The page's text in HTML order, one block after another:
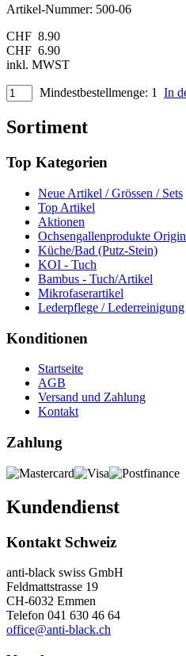
Artikel-Nummer: 500-06
CHF 8.90
CHF 6.90
inkl. MWST
Mindestbestellmenge: 1 In
Sortiment
Top Kategorien
Neue Artikel / Grössen / Sets
Top Artikel
Aktionen
Ochsengallenprodukte
Küche/Bad (Putz-Stein)
KOI - Tuch
Bambus - Tuch/Artikel
Mikrofaserartikel
Lederpflege / Lederreinigung
Konditionen
Startseite
AGB
Versand und Zahlung
Kontakt
Zahlung
Kundendienst
Kontakt Schweiz
anti-black swiss GmbH
Feldmattstrasse 19
CH-6032 Emmen
Telefon 041 630 46 64
office@anti-black.ch